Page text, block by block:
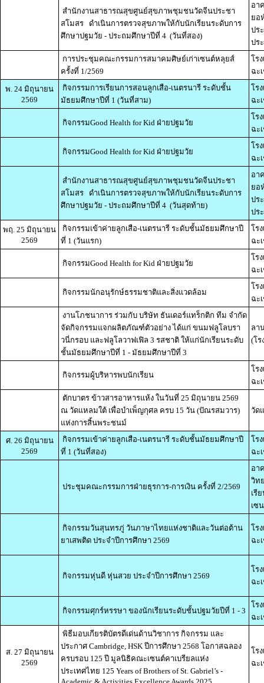
สำนักงานสาธารณสุขศูนย์สุขภาพชุมชนวัดจีนประชา
สโมสร ดำเนินการตรวจสุขภาพให้กับนักเรียนระดับการ
ศึกษาปฐมวัย - ประถมศึกษาปีที่ 4 (วันที่สอง)
อา
ยอ
ปร
ปร
การประชุมคณะกรรมการสมาคมศิษย์เก่าเซนต์หลุยส์
ครั้งที่ 1/2569
โร
ฉะ
พ. 24 มิถุนายน
2569
กิจกรรมการเรียนการสอนลูกเสือ-เนตรนารี ระดับชั้น
มัธยมศึกษาปีที่ 1 (วันที่สาม)
โร
ฉะ
กิจกรรมGood Health for Kid ฝ่ายปฐมวัย
โร
ฉะ
กิจกรรมGood Health for Kid ฝ่ายปฐมวัย
โร
ฉะ
สำนักงานสาธารณสุขศูนย์สุขภาพชุมชนวัดจีนประชา
สโมสร ดำเนินการตรวจสุขภาพให้กับนักเรียนระดับการ
ศึกษาปฐมวัย - ประถมศึกษาปีที่ 4 (วันสุดท้าย)
อา
ยอ
ปร
ปร
พฤ. 25 มิถุนายน
2569
กิจกรรมเข้าค่ายลูกเสือ-เนตรนารี ระดับชั้นมัธยมศึกษาปี
ที่ 1 (วันแรก)
โร
ฉะ
กิจกรรมGood Health for Kid ฝ่ายปฐมวัย
โร
ฉะ
กิจกรรมนักอนุรักษ์ธรรมชาติและสิ่งแวดล้อม
โร
ฉะ
งานโภชนาการ ร่วมกับ บริษัท ธันเดอร์แทร็กติก ทีม จำกัด
จัดกิจกรรมแจกผลิตภัณฑ์ตัวอย่าง ได้แก่ ขนมฟลูโลบรา
วนี่กรอบ และฟลูโลวาฟเฟิล 3 รสชาติ ให้แก่นักเรียนระดับ
ชั้นมัธยมศึกษาปีที่ 1 - มัธยมศึกษาปีที่ 3
ลา
(โ
กิจกรรมผู้บริหารพบนักเรียน
โร
ฉะ
ตักบาตร ข้าวสารอาหารแห้ง ในวันที่ 25 มิถุนายน 2569
ณ วัดแหลมใต้ เพื่อบำเพ็ญกุศล ครบ 15 วัน (ปัณรสมวาร)
แห่งการสิ้นพระชนม์
วัด
ศ. 26 มิถุนายน
2569
กิจกรรมเข้าค่ายลูกเสือ-เนตรนารี ระดับชั้นมัธยมศึกษาปี
ที่ 1 (วันที่สอง)
โร
ฉะ
ประชุมคณะกรรมการฝ่ายธุรการ-การเงิน ครั้งที่ 2/2569
อา
วิท
เรี
เซ
กิจกรรมวันสุนทรภู่ วันภาษาไทยแห่งชาติและวันต่อต้าน
ยาเสพติด ประจำปีการศึกษา 2569
โร
ฉะ
กิจกรรมหุ่นดี หุ่นสวย ประจำปีการศึกษา 2569
โร
ฉะ
กิจกรรมศุกร์หรรษา ของนักเรียนระดับชั้นปฐมวัยปีที่ 1 - 3
โร
ฉะ
ส. 27 มิถุนายน
2569
พิธีมอบเกียรติบัตรดีเด่นด้านวิชาการ กิจกรรม และ
ประกาศ Cambridge, HSK ปีการศึกษา 2568 โอกาสฉลอง
ครบรอบ 125 ปี มูลนิธิคณะเซนต์คาเบรียลแห่ง
ประเทศไทย 125 Years of Brothers of St. Gabriel’s -
โร
ฉะ